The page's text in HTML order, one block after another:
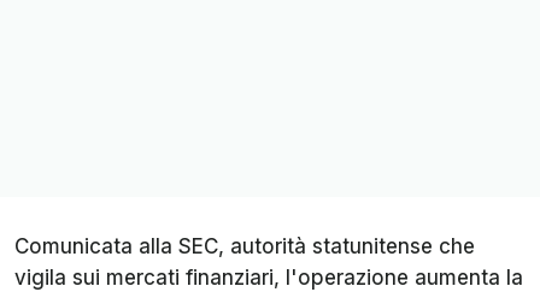
Comunicata alla SEC, autorità statunitense che
vigila sui mercati finanziari, l'operazione aumenta la